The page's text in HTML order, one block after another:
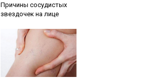
Причины сосудистых
звездочек на лице